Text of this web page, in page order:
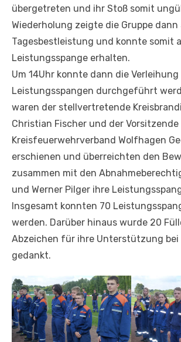
übergetreten und ihr Stoß somit
Wiederholung zeigte die Gruppe dann
Tagesbestleistung und konnte somit
Leistungsspange erhalten.
Um 14Uhr konnte dann die Verleihung
Leistungsspangen durchgeführt
waren der stellvertretende
Christian Fischer und der Vorsitzende
Kreisfeuerwehrverband Wolfhagen
erschienen und überreichten den
zusammen mit den
und Werner Pilger ihre
Insgesamt konnten 70
werden. Darüber hinaus wurde 20
Abzeichen für ihre Unterstützung bei
gedankt.